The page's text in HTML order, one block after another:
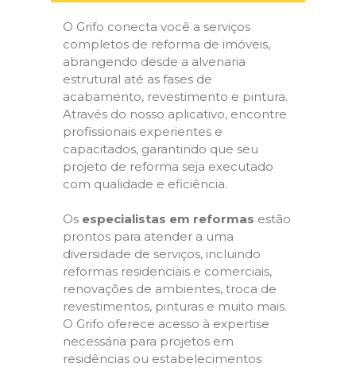
O Grifo conecta você a serviços
completos de reforma de imóveis,
abrangendo desde a alvenaria
estrutural até as fases de
acabamento, revestimento e pintura.
Através do nosso aplicativo, encontre
profissionais experientes e
capacitados, garantindo que seu
projeto de reforma seja executado
com qualidade e eficiência.
Os especialistas em reformas estão
prontos para atender a uma
diversidade de serviços, incluindo
reformas residenciais e comerciais,
renovações de ambientes, troca de
revestimentos, pinturas e muito mais.
O Grifo oferece acesso à expertise
necessária para projetos em
residências ou estabelecimentos